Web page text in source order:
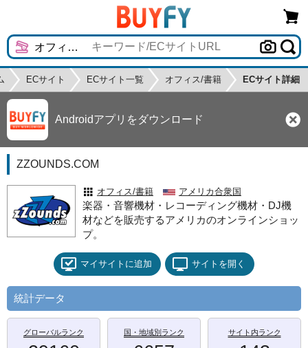
ECサイト ECサイト一覧 オフィス/書籍 ECサイト詳細
Androidアプリをダウンロード
ZZOUNDS.COM
オフィス/書籍 アメリカ合衆国
楽器・音響機材・レコーディング機材・DJ機
材などを販売するアメリカのオンラインショッ
プ。
マイサイトに追加 サイトを開く
統計データ
グローバルランク 国・地域別ランク サイト内ランク